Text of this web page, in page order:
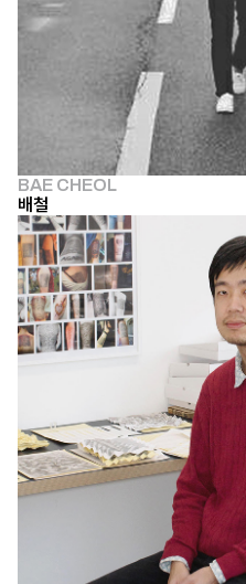
BAE CHEOL
배철